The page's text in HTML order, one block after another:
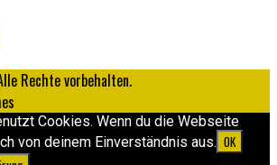
Rechte vorbehalten.
Cookies. Wenn du die Webseite
von deinem Einverständnis aus. OK